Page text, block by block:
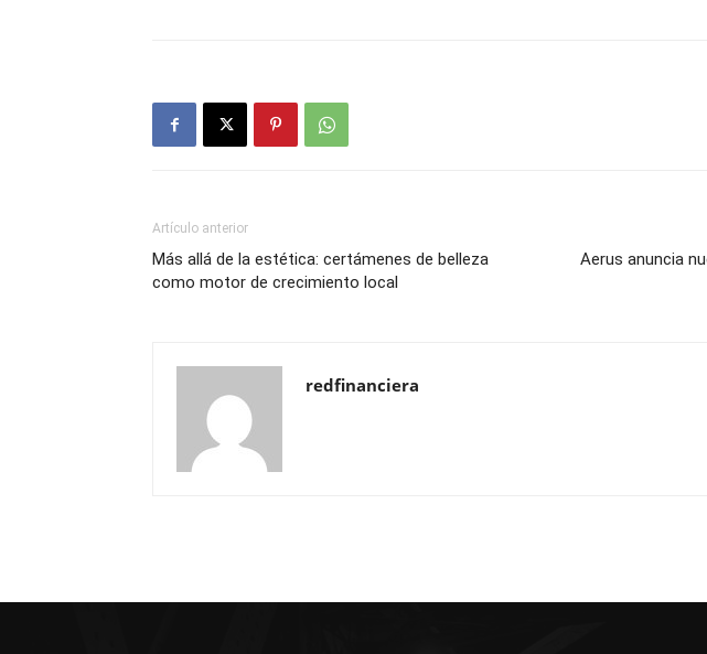
Artículo anterior
Más allá de la estética: certámenes de belleza
como motor de crecimiento local
Aerus anuncia
redfinanciera